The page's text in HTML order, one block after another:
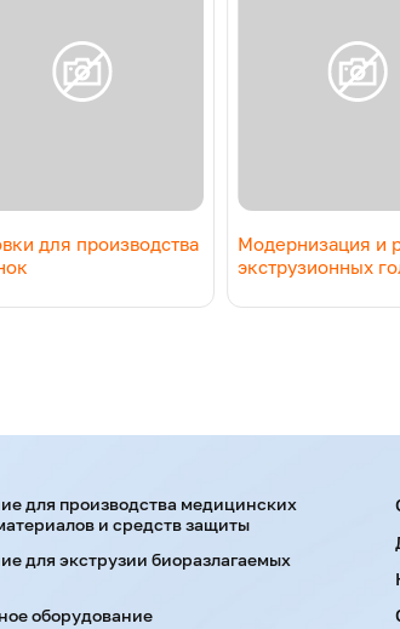
для производства
Модернизация и
экструзионных
для производства медицинских
и средств защиты
для экструзии биоразлагаемых
оборудование